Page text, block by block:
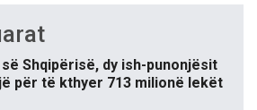
Shqipërisë, dy ish-punonjësit
për të kthyer 713 milionë lekët